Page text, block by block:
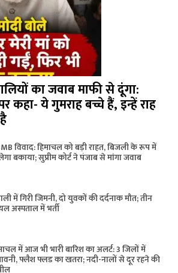
का जवाब माफी से दूंगा:
कहा- ये गुमराह बच्चे हैं, इन्हें राह
विवाद: हिमाचल को बड़ी राहत, बिजली के रूप में
बकाया; सुप्रीम कोर्ट ने पंजाब से मांगा जवाब
में गिरी जिमनी, दो युवकों की दर्दनाक मौत; तीन
अस्पताल में भर्ती
में आज भी भारी बारिश का अलर्ट: 3 जिलों में
फ्लैश फ्लड का खतरा; नदी-नालों से दूर रहने की